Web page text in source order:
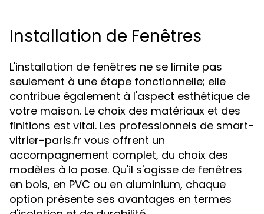
Installation de Fenêtres
L'installation de fenêtres ne se limite pas
seulement à une étape fonctionnelle; elle
contribue également à l'aspect esthétique de
votre maison. Le choix des matériaux et des
finitions est vital. Les professionnels de smart-
vitrier-paris.fr vous offrent un
accompagnement complet, du choix des
modèles à la pose. Qu'il s'agisse de fenêtres
en bois, en PVC ou en aluminium, chaque
option présente ses avantages en termes